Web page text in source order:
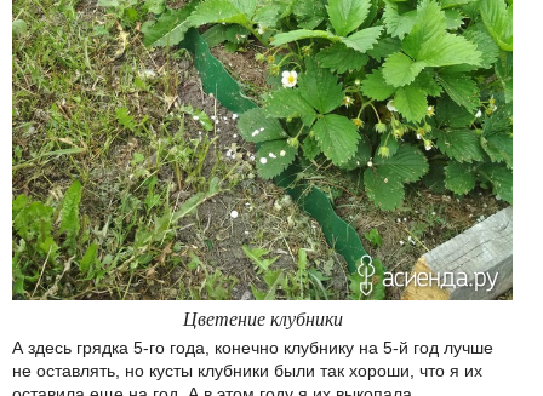
Цветение клубники
А здесь грядка 5-го года, конечно клубнику на 5-й год лучше
не оставлять, но кусты клубники были так хороши, что я их